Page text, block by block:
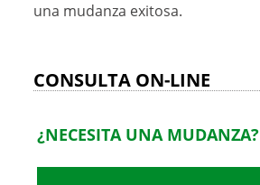
una mudanza exitosa.
CONSULTA ON-LINE
¿NECESITA UNA MUDANZA?